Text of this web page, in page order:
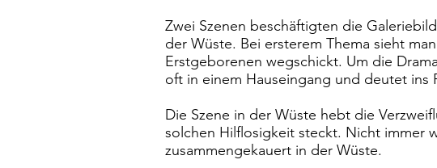
Zwei Szenen beschäftigten die
der Wüste. Bei ersterem Thema sieht
Erstgeborenen wegschickt. Um die
oft in einem Hauseingang und deutet ins
Die Szene in der Wüste hebt die
solchen Hilflosigkeit steckt. Nicht immer
zusammengekauert in der Wüste.